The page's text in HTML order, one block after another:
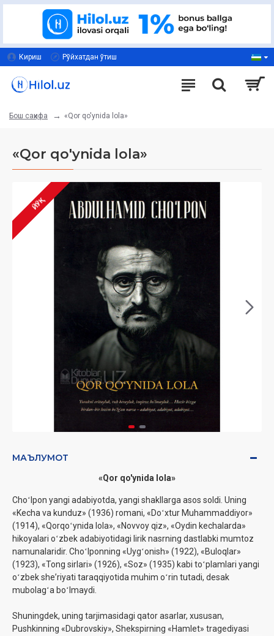
Кириш Рўйхатдан ўтиш
Бош саҳифа «Qor qo'ynida lola»
«Qor qo'ynida lola»
ЙЎҚ
МАЪЛУМОТ
«Qor qo'ynida lola»
Choʻlpon yangi adabiyotda, yangi shakllarga asos soldi. Uning
«Kecha va kunduz» (1936) romani, «Doʻxtur Muhammaddiyor»
(1914), «Qorqoʻynida lola», «Novvoy qiz», «Oydin kechalarda»
hikoyalari oʻzbek adabiyotidagi lirik nasrning dastlabki mumtoz
namunalaridir. Choʻlponning «Uygʻonish» (1922), «Buloqlar»
(1923), «Tong sirlari» (1926), «Soz» (1935) kabi toʻplamlari yangi
oʻzbek sheʼriyati taraqqiyotida muhim oʻrin tutadi, desak
mubolagʻa boʻlmaydi.
Shuningdek, uning tarjimasidagi qator asarlar, xususan,
Pushkinning «Dubrovskiy», Shekspirning «Hamlet» tragediyasi